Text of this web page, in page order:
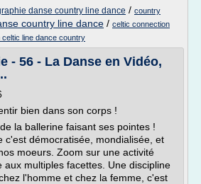
danse country line dance / country
country line dance / celtic connection
line dance country
- 56 - La Danse en Vidéo,
bien dans son corps !
la ballerine faisant ses pointes !
c'est démocratisée, mondialisée, et
moeurs. Zoom sur une activité
aux multiples facettes. Une discipline
l'homme et chez la femme, c'est